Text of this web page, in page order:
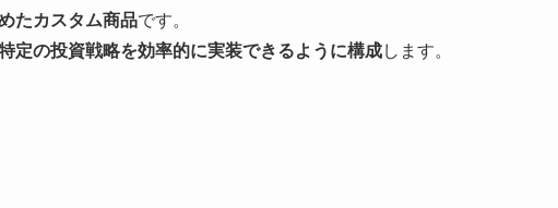
たカスタム商品です。
定の投資戦略を効率的に実装できるように構成します。